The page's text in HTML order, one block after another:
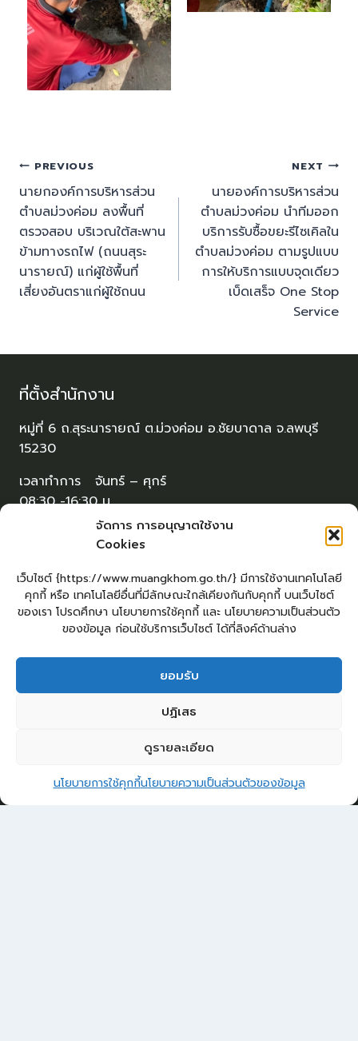
จัดการ การอนุญาตใช้งาน
Cookies
เว็บไซต์ {https://www.muangkhom.go.th/} มีการใช้งานเทคโนโลยี
คุกกี้ หรือ เทคโนโลยีอื่นที่มีลักษณะใกล้เคียงกันกับคุกกี้ บนเว็บไซต์
ของเรา โปรดศึกษา นโยบายการใช้คุกกี้ และ นโยบายความเป็นส่วนตัว
ของข้อมูล ก่อนใช้บริการเว็บไซต์ ได้ที่ลิงค์ด้านล่าง
ยอมรับ
ปฏิเสธ
ดูรายละเอียด
นโยบายการใช้คุกกี้นโยบายความเป็นส่วนตัวของข้อมูล
PREVIOUS
นายกองค์การบริหารส่วน
ตำบลม่วงค่อม ลงพื้นที่
ตรวจสอบ บริเวณใต้สะพาน
ข้ามทางรถไฟ (ถนนสุระ
นารายณ์) แก่ผู้ใช้พื้นที่
เสี่ยงอันตราแก่ผู้ใช้ถนน
NEXT
นายองค์การบริหารส่วน
ตำบลม่วงค่อม นำทีมออก
บริการรับซื้อขยะรีไซเคิลใน
ตำบลม่วงค่อม ตามรูปแบบ
การให้บริการแบบจุดเดียว
เบ็ดเสร็จ One Stop
Service
ที่ตั้งสำนักงาน
หมู่ที่ 6 ถ.สุระนารายณ์ ต.ม่วงค่อม อ.ชัยบาดาล จ.ลพบุรี
15230
เวลาทำการ จันทร์ – ศุกร์
08:30 -16:30 น.
โทรศัพท์ / โทรสาร
0-3668-9757
Email
saraban@muangkhom.go.th
LOPBURIWEBDESIGN.COM